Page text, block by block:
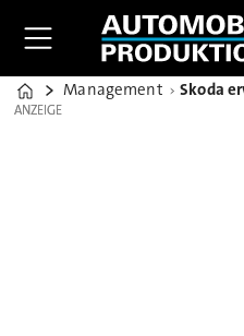
Home
Management
ANZEIGE
ANZEIGE